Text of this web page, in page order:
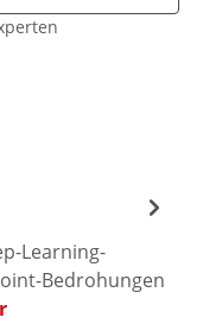
Learning-
Bedrohungen